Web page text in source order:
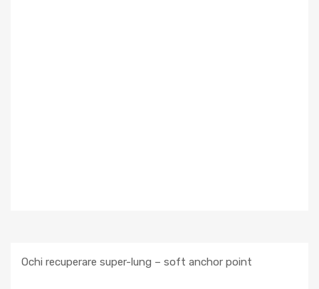
Ochi recuperare super-lung – soft anchor point